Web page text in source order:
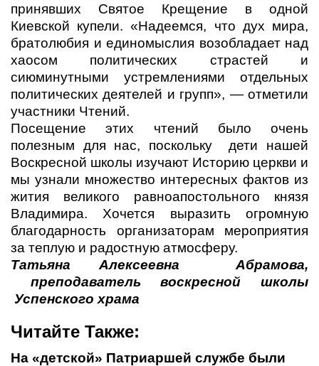
принявших Святое Крещение в одной
Киевской купели. «Надеемся, что дух мира,
братолюбия и единомыслия возобладает над
хаосом политических страстей и
сиюминутными устремлениями отдельных
политических деятелей и групп», — отметили
участники Чтений.
Посещение этих чтений было очень
полезным для нас, поскольку дети нашей
Воскресной школы изучают Историю церкви и
мы узнали множество интересных фактов из
жития великого равноапостольного князя
Владимира. Хочется выразить огромную
благодарность организаторам мероприятия
за теплую и радостную атмосферу.
Татьяна Алексеевна Абрамова,
преподаватель воскресной школы
Успенского храма
Читайте Также:
На «детской» Патриаршей службе были